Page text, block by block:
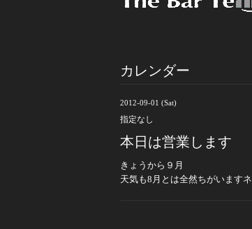
カレンダー
2012-09-01 (Sat)
指定なし
本日は営業します
きょうから９月
天気も8月とは全然ちがいますネ